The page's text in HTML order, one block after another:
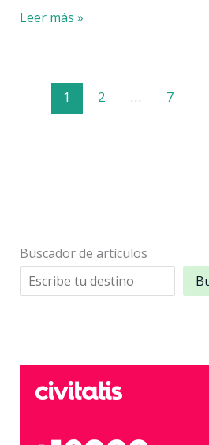
Qué
Requena:
Leer más »
1 2 … 7
Buscador de artículos